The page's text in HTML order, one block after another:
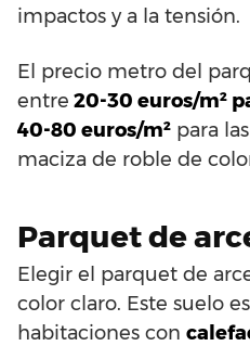
impactos y a la tensión.
El precio metro del
entre 20-30 euros/m²
40-80 euros/m² para
maciza de roble de
Parquet de
Elegir el parquet de
color claro. Este suelo
habitaciones con